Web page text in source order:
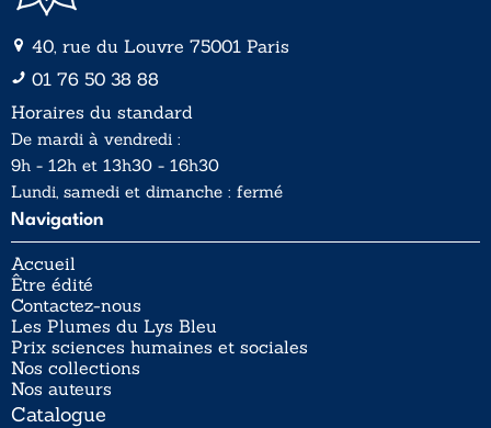
40, rue du Louvre 75001 Paris
01 76 50 38 88
Horaires du standard
De mardi à vendredi :
9h - 12h et 13h30 - 16h30
Lundi, samedi et dimanche : fermé
Navigation
Accueil
Être édité
Contactez-nous
Les Plumes du Lys Bleu
Prix sciences humaines et sociales
Nos collections
Nos auteurs
Catalogue